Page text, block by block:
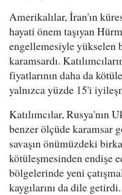
Amerikalılar, İran'ın
hayati önem taşıyan
engellemesiyle yükselen
karamsardı.
fiyatlarının daha da
yalnızca yüzde 15'i
Katılımcılar, Rusya'nın
benzer ölçüde karamsar
savaşın önümüzdeki
kötüleşmesinden endişe
bölgelerinde yeni
kaygılarını da dile getirdi.